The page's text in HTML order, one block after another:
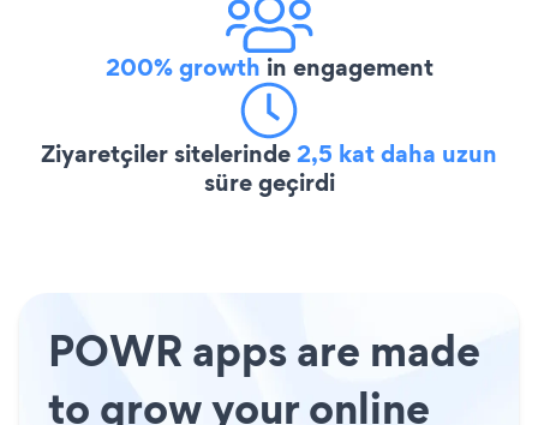
200% growth in engagement
Ziyaretçiler sitelerinde2,5 kat daha uzun
süre geçirdi
POWR apps are made
to grow your online